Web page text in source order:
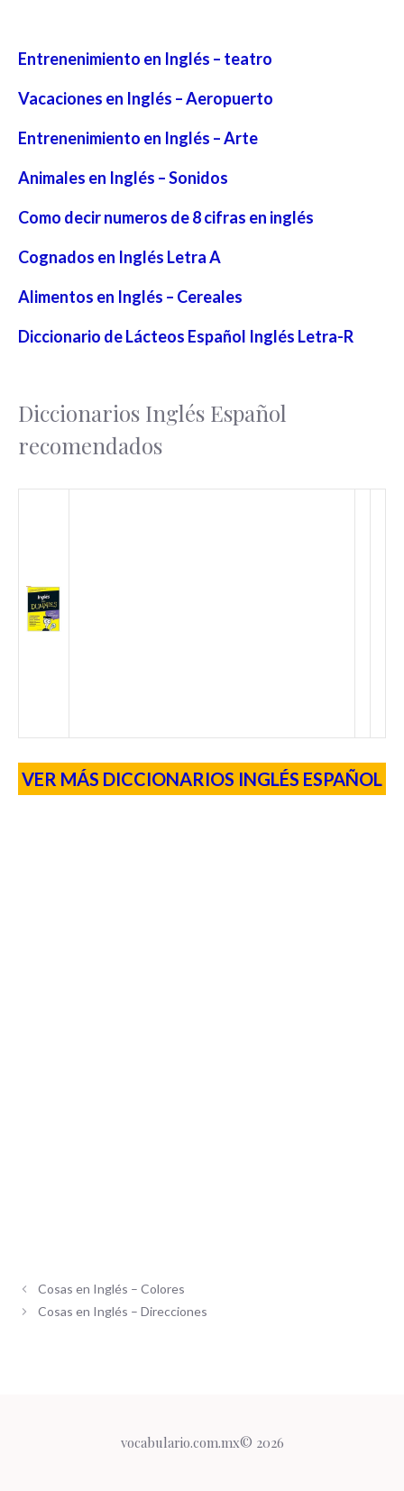
Entrenenimiento en Inglés – teatro
Vacaciones en Inglés – Aeropuerto
Entrenenimiento en Inglés – Arte
Animales en Inglés – Sonidos
Como decir numeros de 8 cifras en inglés
Cognados en Inglés Letra A
Alimentos en Inglés – Cereales
Diccionario de Lácteos Español Inglés Letra-R
Diccionarios Inglés Español
recomendados
VER MÁS DICCIONARIOS INGLÉS ESPAÑOL
Cosas en Inglés – Colores
Cosas en Inglés – Direcciones
vocabulario.com.mx© 2026